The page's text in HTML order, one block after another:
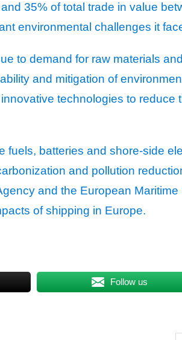
35% of total trade in value
environmental challenges it
to demand for raw materials
and mitigation of
technologies to reduce
batteries and shore-side
and pollution
and the European
of shipping in Europe.
Follow us